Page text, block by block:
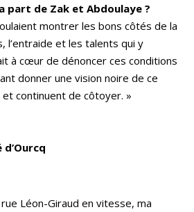
part de Zak et Abdoulaye ?
montrer les bons côtés de la
l’entraide et les talents qui y
à cœur de dénoncer ces conditions
donner une vision noire de ce
et continuent de côtoyer. »
Léon-Giraud en vitesse, ma